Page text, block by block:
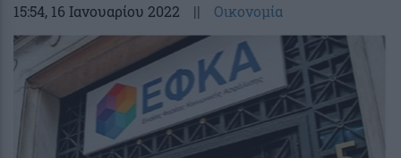
15:54, 16 Ιανουαρίου 2022 || Οικονομία